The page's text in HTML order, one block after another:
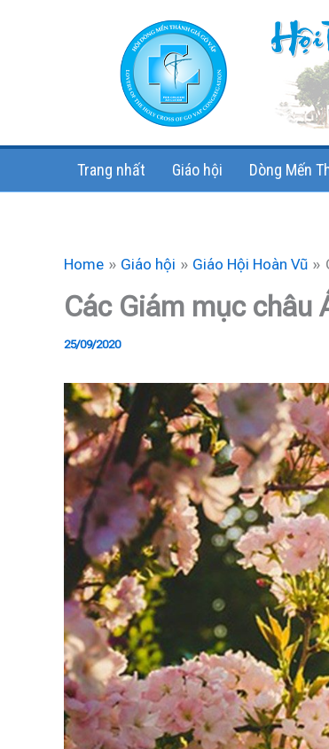
Trang nhất Giáo hội Dòng Mến
Home Giáo hội Giáo Hội Hoàn Vũ
Các Giám mục châu
25/09/2020